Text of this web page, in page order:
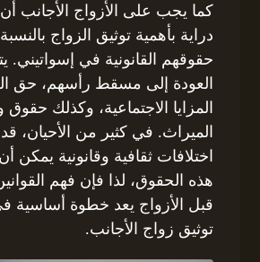
كما يجب على الأزواج الأجانب
دراية بأهمية توثيق الزواج
حقوقهم القانونية في
العودة إلى مسقط رأسهم، حق
المزايا الاجتماعية، وكذلك
الميراث. في كثير من الأحيان،
اختلافات ثقافية وقانونية يمكن
هذه الحقوق، لذا فإن فهم
قبل الأزواج يعد خطوة أساسية
توثيق زواج الأجانب.